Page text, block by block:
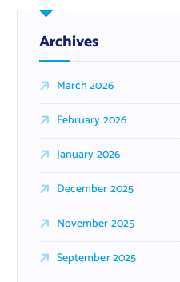
Archives
March 2026
February 2026
January 2026
December 2025
November 2025
September 2025